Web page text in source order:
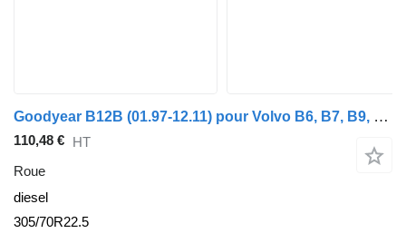
Goodyear B12B (01.97-12.11) pour Volvo B6, B7, B9, B10, B12 bus (1978-2011)
110,48 € HT
Roue
diesel
305/70R22.5